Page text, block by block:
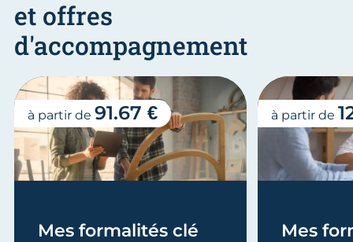
et offres
d'accompagnement
Mes formalités clé
à partir de 91.67 €
Mes
à partir de